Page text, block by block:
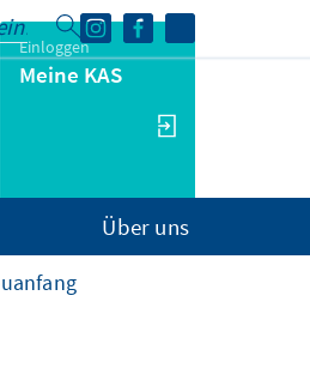
Einloggen
Meine KAS
Über uns